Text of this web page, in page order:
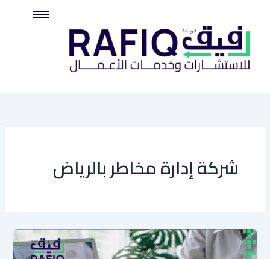
المحتوى
شركة إدارة مخاطر بالرياض
إدارة
المخاطر